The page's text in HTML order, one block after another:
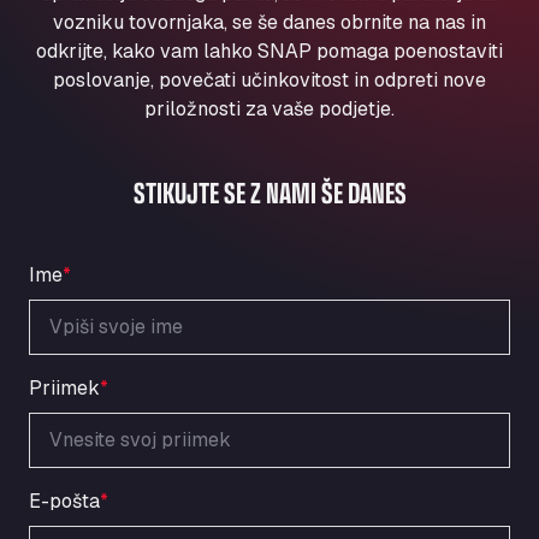
Aqua Ariva GmbH
Marie-Curie-Straße 24, 68219
Aral Autohof Bockel
An der Autobahn 1, 27404
Oppelner Str. 1, 31167
ARAL Autohof Merklingen
ARAL Autohof Preis
Schellweilerstraße 1, 66871
ARAL Tankstelle - XXL Truckwash.de
GmbH
Obernburger Str. 127, 63811
Ardleigh South Services
a120 westbound, CO77SL
Area 47 Hermanos Rico
vozniku tovornjaka, se še danes obrnite na nas in
odkrijte, kako vam lahko SNAP pomaga poenostaviti
poslovanje, povečati učinkovitost in odpreti nove
priložnosti za vaše podjetje.
STIKUJTE SE Z NAMI ŠE DANES
Ime*
Priimek*
E-pošta*